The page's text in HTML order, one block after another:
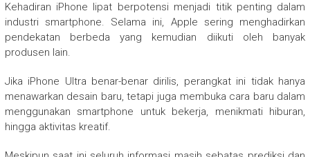
Kehadiran iPhone lipat berpotensi menjadi titik penting dalam
industri smartphone. Selama ini, Apple sering menghadirkan
pendekatan berbeda yang kemudian diikuti oleh banyak
produsen lain.
Jika iPhone Ultra benar-benar dirilis, perangkat ini tidak hanya
menawarkan desain baru, tetapi juga membuka cara baru dalam
menggunakan smartphone untuk bekerja, menikmati hiburan,
hingga aktivitas kreatif.